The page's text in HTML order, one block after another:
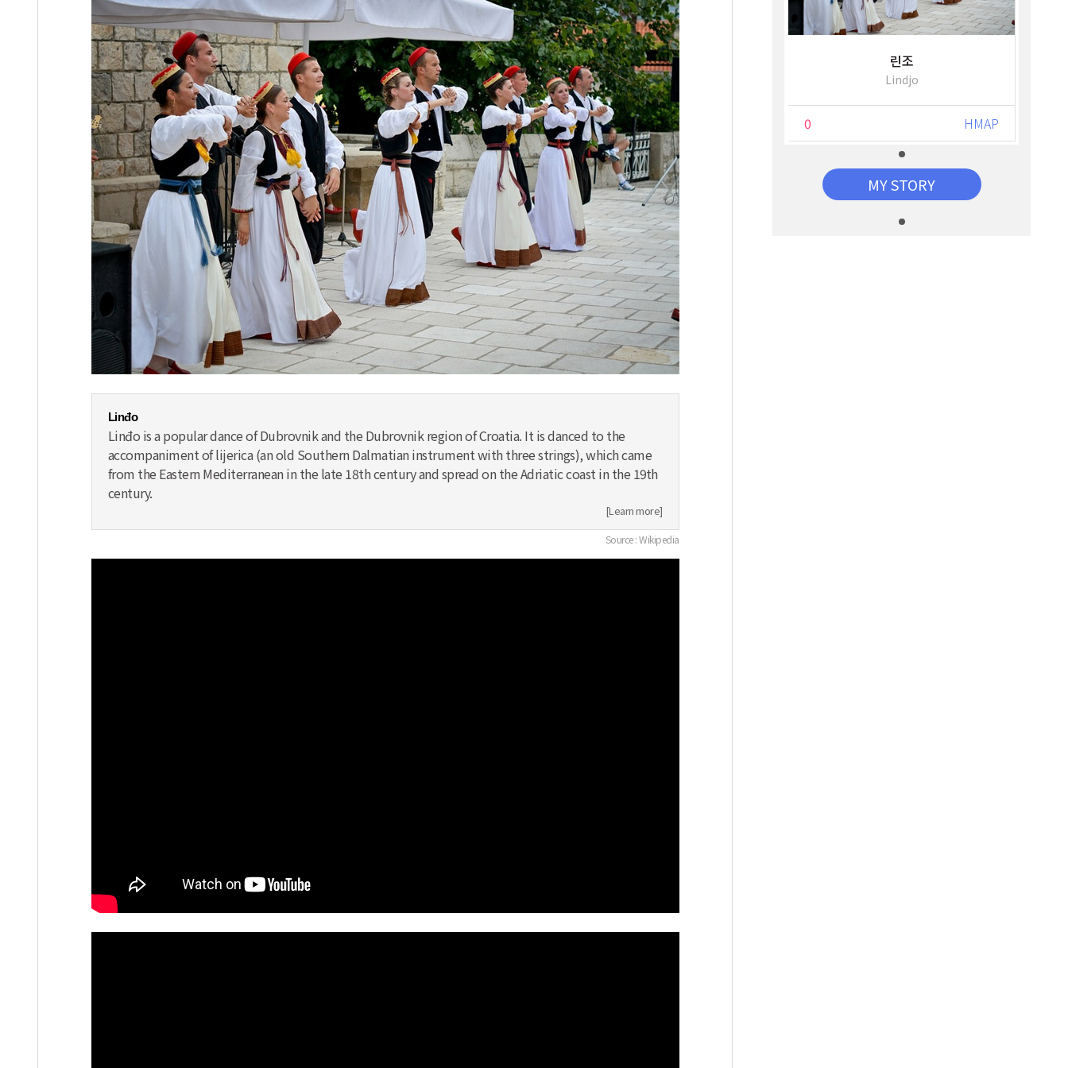
Linđo
Linđo is a popular dance of Dubrovnik and the Dubrovnik region of Croatia. It is danced to the
accompaniment of lijerica (an old Southern Dalmatian instrument with three strings), which came
from the Eastern Mediterranean in the late 18th century and spread on the Adriatic coast in the 19th
century.
[Learn more]
Source : Wikipedia
린조
Lindjo
0 HMAP
MY STORY